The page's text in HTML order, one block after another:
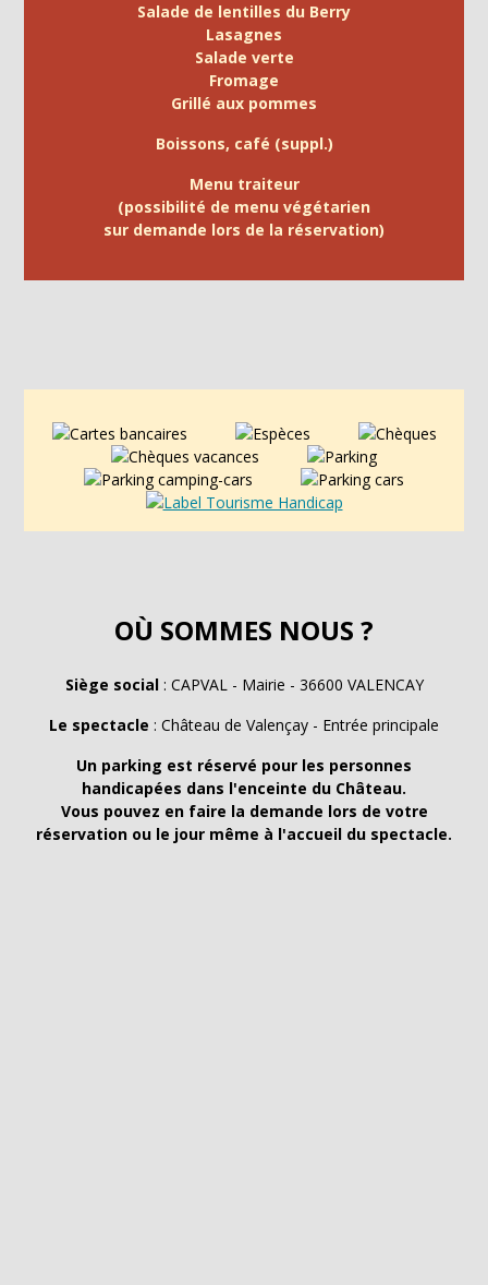
Salade de lentilles du Berry
Lasagnes
Salade verte
Fromage
Grillé aux pommes
Boissons, café (suppl.)
Menu traiteur
(possibilité de menu végétarien
sur demande lors de la réservation)
OÙ SOMMES NOUS ?
Siège social: CAPVAL - Mairie - 36600 VALENCAY
Le spectacle : Château de Valençay - Entrée principale
Un parking est réservé pour les personnes
handicapées dans l'enceinte du Château.
Vous pouvez en faire la demande lors de votre
réservation ou le jour même à l'accueil du spectacle.